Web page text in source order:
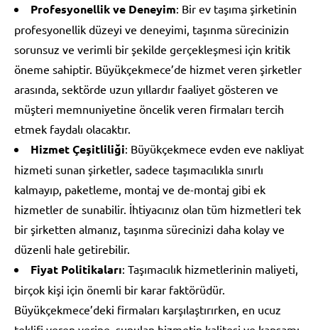
Profesyonellik ve Deneyim: Bir ev taşıma şirketinin
profesyonellik düzeyi ve deneyimi, taşınma sürecinizin
sorunsuz ve verimli bir şekilde gerçekleşmesi için kritik
öneme sahiptir. Büyükçekmece’de hizmet veren şirketler
arasında, sektörde uzun yıllardır faaliyet gösteren ve
müşteri memnuniyetine öncelik veren firmaları tercih
etmek faydalı olacaktır.
Hizmet Çeşitliliği: Büyükçekmece evden eve nakliyat
hizmeti sunan şirketler, sadece taşımacılıkla sınırlı
kalmayıp, paketleme, montaj ve de-montaj gibi ek
hizmetler de sunabilir. İhtiyacınız olan tüm hizmetleri tek
bir şirketten almanız, taşınma sürecinizi daha kolay ve
düzenli hale getirebilir.
Fiyat Politikaları: Taşımacılık hizmetlerinin maliyeti,
birçok kişi için önemli bir karar faktörüdür.
Büyükçekmece’deki firmaları karşılaştırırken, en ucuz